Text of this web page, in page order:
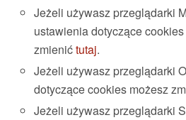
Jeżeli używasz przeglądarki
ustawienia dotyczące
zmienićtutaj.
Jeżeli używasz przeglądarki
dotyczące cookies możesz
Jeżeli używasz przeglądarki